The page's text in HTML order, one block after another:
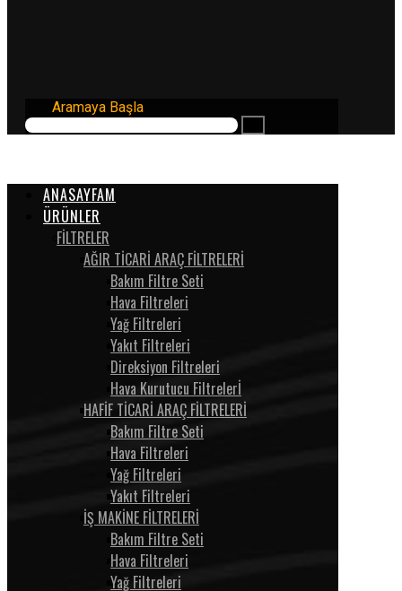
Aramaya Başla
ANASAYFAM
ÜRÜNLER
FİLTRELER
AĞIR TİCARİ ARAÇ FİLTRELERİ
Bakım Filtre Seti
Hava Filtreleri
Yağ Filtreleri
Yakıt Filtreleri
Direksiyon Filtreleri
Hava Kurutucu Filtrelerİ
HAFİF TİCARİ ARAÇ FİLTRELERİ
Bakım Filtre Seti
Hava Filtreleri
Yağ Filtreleri
Yakıt Filtreleri
İŞ MAKİNE FİLTRELERİ
Bakım Filtre Seti
Hava Filtreleri
Yağ Filtreleri